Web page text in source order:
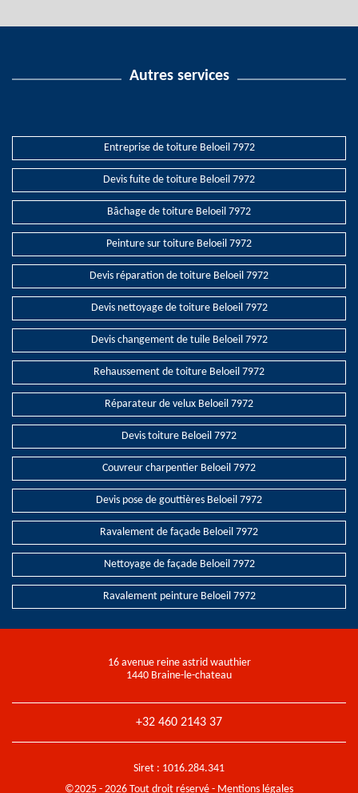
Autres services
Entreprise de toiture Beloeil 7972
Devis fuite de toiture Beloeil 7972
Bâchage de toiture Beloeil 7972
Peinture sur toiture Beloeil 7972
Devis réparation de toiture Beloeil 7972
Devis nettoyage de toiture Beloeil 7972
Devis changement de tuile Beloeil 7972
Rehaussement de toiture Beloeil 7972
Réparateur de velux Beloeil 7972
Devis toiture Beloeil 7972
Couvreur charpentier Beloeil 7972
Devis pose de gouttières Beloeil 7972
Ravalement de façade Beloeil 7972
Nettoyage de façade Beloeil 7972
Ravalement peinture Beloeil 7972
16 avenue reine astrid wauthier
1440 Braine-le-chateau
+32 460 2143 37
Siret : 1016.284.341
©2025 - 2026 Tout droit réservé - Mentions légales